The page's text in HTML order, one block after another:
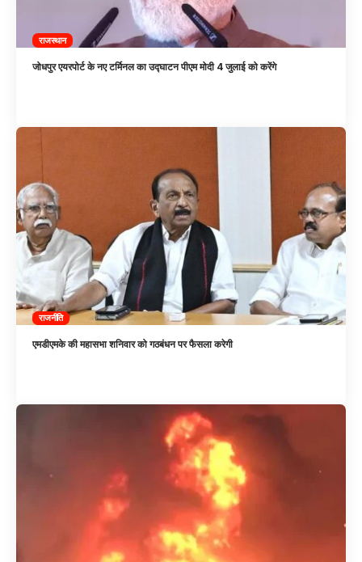
राजस्थान
जोधपुर एयरपोर्ट के नए टर्मिनल का उद्घाटन पीएम मोदी 4 जुलाई को करेंगे
राजनीति
एमडीएमके की महासभा शनिवार को गठबंधन पर फैसला करेगी